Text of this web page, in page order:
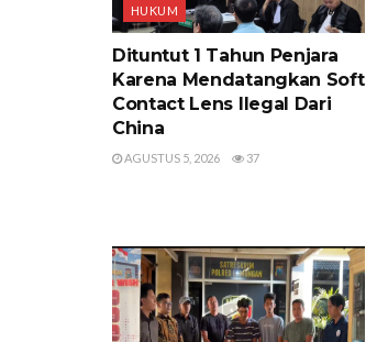
HUKUM
Dituntut 1 Tahun Penjara
Karena Mendatangkan Soft
Contact Lens Ilegal Dari
China
AGUSTUS 5, 2026 37